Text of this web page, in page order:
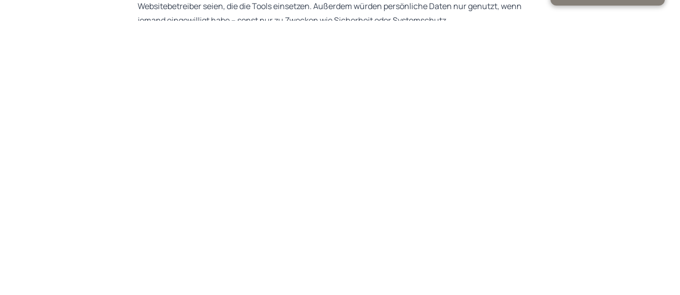
Websitebetreiber seien, die die Tools einsetzen. Außerdem würden persönliche Daten nur genutzt, wenn
jemand eingewilligt habe – sonst nur zu Zwecken wie Sicherheit oder Systemschutz.